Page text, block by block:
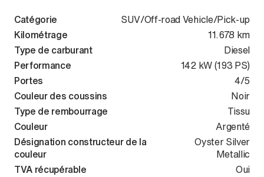
Catégorie
SUV/Off-road Vehicle/Pick-up
Kilométrage
11.678 km
Type de carburant
Diesel
Performance
142 kW (193 PS)
Portes
4/5
Couleur des coussins
Noir
Type de rembourrage
Tissu
Couleur
Argenté
Désignation constructeur de la
couleur
Oyster Silver
Metallic
TVA récupérable
Oui